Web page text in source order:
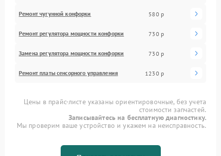
Ремонт чугунной конфорки 580 р
Ремонт регулятора мощности конфорки 730 р
Замена регулятора мощности конфорки 730 р
Ремонт платы сенсорного управления 1230 р
Цены в прайс-листе указаны ориентировочные, без учета
стоимости запчастей.
Записывайтесь на бесплатную диагностику.
Мы проверим ваше устройство и укажем на неисправность.